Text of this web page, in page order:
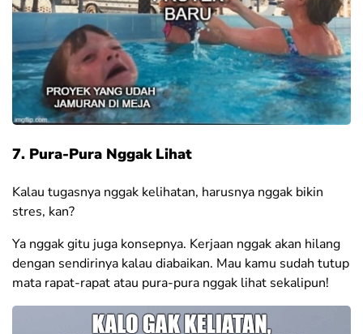
7. Pura-Pura Nggak Lihat
Kalau tugasnya nggak kelihatan, harusnya nggak bikin
stres, kan?
Ya nggak gitu juga konsepnya. Kerjaan nggak akan hilang
dengan sendirinya kalau diabaikan. Mau kamu sudah tutup
mata rapat-rapat atau pura-pura nggak lihat sekalipun!